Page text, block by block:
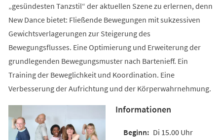
„gesündesten Tanzstil“ der aktuellen Szene zu erlernen, denn
New Dance bietet: Fließende Bewegungen mit sukzessiven
Gewichtsverlagerungen zur Steigerung des
Bewegungsflusses. Eine Optimierung und Erweiterung der
grundlegenden Bewegungsmuster nach Bartenieff. Ein
Training der Beweglichkeit und Koordination. Eine
Verbesserung der Aufrichtung und der Körperwahrnehmung.
Informationen
Di 15.00 Uhr